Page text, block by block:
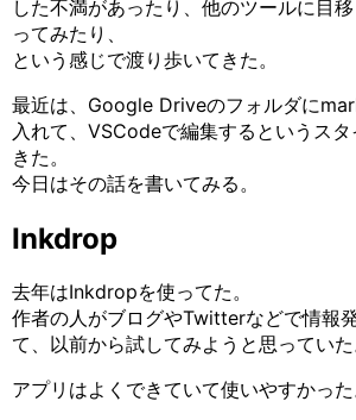
した不満があったり、他のツールに目
ってみたり、
という感じで渡り歩いてきた。
最近は、Google Driveのフォルダに
入れて、VSCodeで編集するというス
きた。
今日はその話を書いてみる。
Inkdrop
去年はInkdropを使ってた。
作者の人がブログやTwitterなどで情報
て、以前から試してみようと思っていた
アプリはよくできていて使いやすかった